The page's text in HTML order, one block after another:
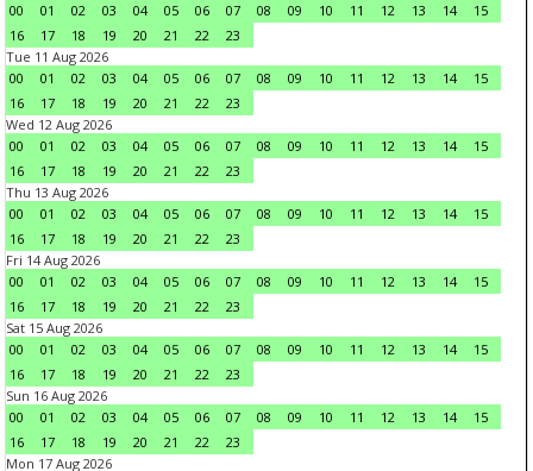
00
01 02 03 04 05 06 07 08 09 10 11 12 13 14
15
16
17 18 19 20 21 22
23
Tue 11 Aug 2026
00
01 02 03 04 05 06 07 08 09 10 11 12 13 14
15
16
17 18 19 20 21 22
23
Wed 12 Aug 2026
00
01 02 03 04 05 06 07 08 09 10 11 12 13 14
15
16
17 18 19 20 21 22
23
Thu 13 Aug 2026
00
01 02 03 04 05 06 07 08 09 10 11 12 13 14
15
16
17 18 19 20 21 22
23
Fri 14 Aug 2026
00
01 02 03 04 05 06 07 08 09 10 11 12 13 14
15
16
17 18 19 20 21 22
23
Sat 15 Aug 2026
00
01 02 03 04 05 06 07 08 09 10 11 12 13 14
15
16
17 18 19 20 21 22
23
Sun 16 Aug 2026
00
01 02 03 04 05 06 07 08 09 10 11 12 13 14
15
16
17 18 19 20 21 22
23
Mon 17 Aug 2026